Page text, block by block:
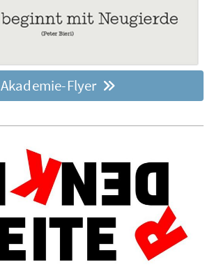
Akademie-Flyer